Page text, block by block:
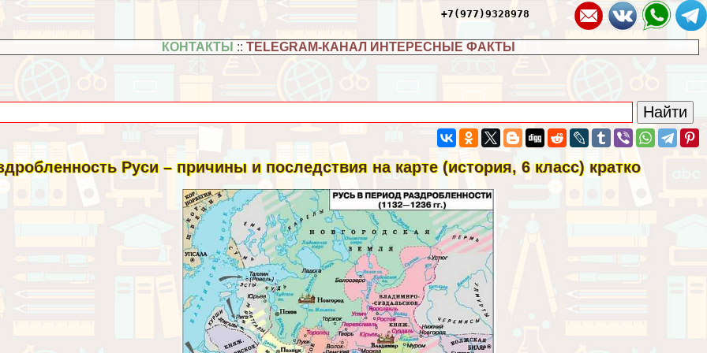
+7(977)9328978
КОНТАКТЫ ::TELEGRAM-КАНАЛ ИНТЕРЕСНЫЕ ФАКТЫ
Руси – причины и последствия на карте (история, 6 класс) кратко